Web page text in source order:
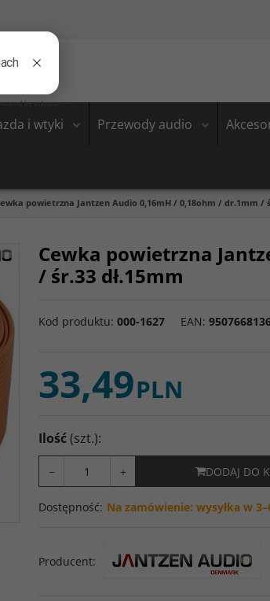
i wtyki Przewody audio
powietrzna Jantzen Audio 0,16mH / 0,18ohm / dr.1mm /
Cewka powietrzna
/ śr.33 dł.15mm
Kod produktu: 000-1627 EAN:
33,49PLN
Ilość(szt.):
− + DODAJ DO
Dostępność: Na zamówienie: wysyłka w
Producent: